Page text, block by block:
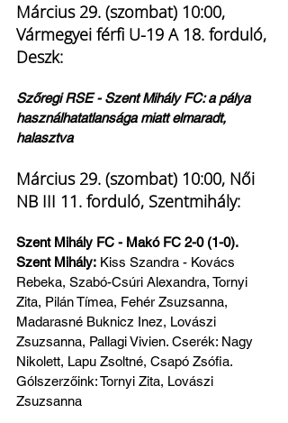
Március 29. (szombat) 10:00,
Vármegyei férfi U-19 A 18. forduló,
Deszk:
Szőregi RSE - Szent Mihály FC: a pálya
használhatatlansága miatt elmaradt,
halasztva
Március 29. (szombat) 10:00, Női
NB III 11. forduló, Szentmihály:
Szent Mihály FC - Makó FC 2-0 (1-0).
Szent Mihály: Kiss Szandra - Kovács
Rebeka, Szabó-Csúri Alexandra, Tornyi
Zita, Pilán Tímea, Fehér Zsuzsanna,
Madarasné Buknicz Inez, Lovászi
Zsuzsanna, Pallagi Vivien. Cserék: Nagy
Nikolett, Lapu Zsoltné, Csapó Zsófia.
Gólszerzőink: Tornyi Zita, Lovászi
Zsuzsanna